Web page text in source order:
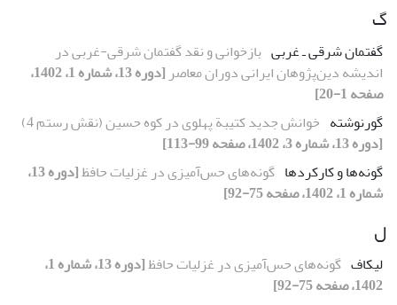
گ
گفتمان شرقی ـ غربی بازخوانی و نقد گفتمان شرقی-غربی در
اندیشه دین‌پژوهان ایرانی دوران معاصر
[دوره 13، شماره 1، 1402،
صفحه 1-20]
گورنوشته خوانش جدید کتیبة پهلوی در کوه حسین (نقش ‌رستم 4)
[دوره 13، شماره 3، 1402، صفحه 99-113]
گونه‌‌ها و کارکردها گونه‌‌های حس‌‌آمیزی در غزلیات حافظ
[دوره 13،
شماره 1، 1402، صفحه 75-92]
ل
لیکاف گونه‌‌های حس‌‌آمیزی در غزلیات حافظ
[دوره 13، شماره 1،
1402، صفحه 75-92]